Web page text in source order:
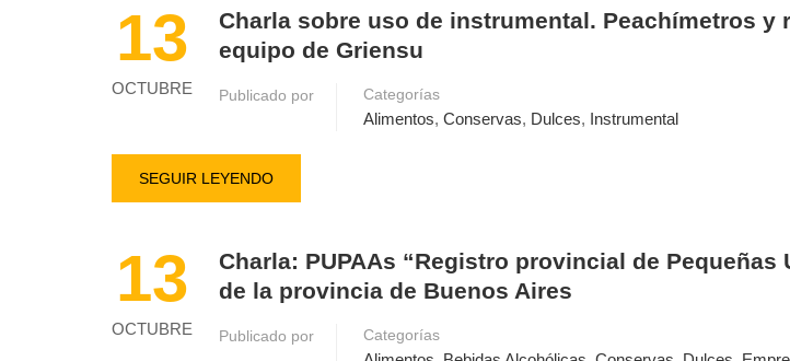
13
OCTUBRE
Charla sobre uso de instrumental. Peachímetros
equipo de Griensu
Publicado por Categorías
Alimentos, Conservas, Dulces, Instrumental
SEGUIR LEYENDO
13
OCTUBRE
Charla: PUPAAs “Registro provincial de
de la provincia de Buenos Aires
Publicado por Categorías